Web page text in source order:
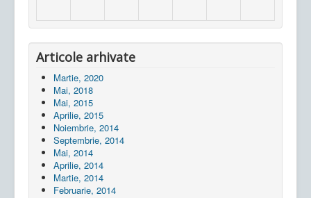
Articole arhivate
Martie, 2020
Mai, 2018
Mai, 2015
Aprilie, 2015
Noiembrie, 2014
Septembrie, 2014
Mai, 2014
Aprilie, 2014
Martie, 2014
Februarie, 2014